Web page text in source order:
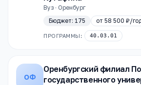
Вуз · Оренбург
Бюджет: 175 от 58 500 ₽/
ПРОГРАММЫ: 40.03.01
ОФ
Оренбургский филиал
государственного